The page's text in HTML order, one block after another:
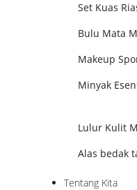
Set Kuas
Bulu Mata
Makeup
Minyak
Lulur Kulit
Alas bedak
Tentang Kita